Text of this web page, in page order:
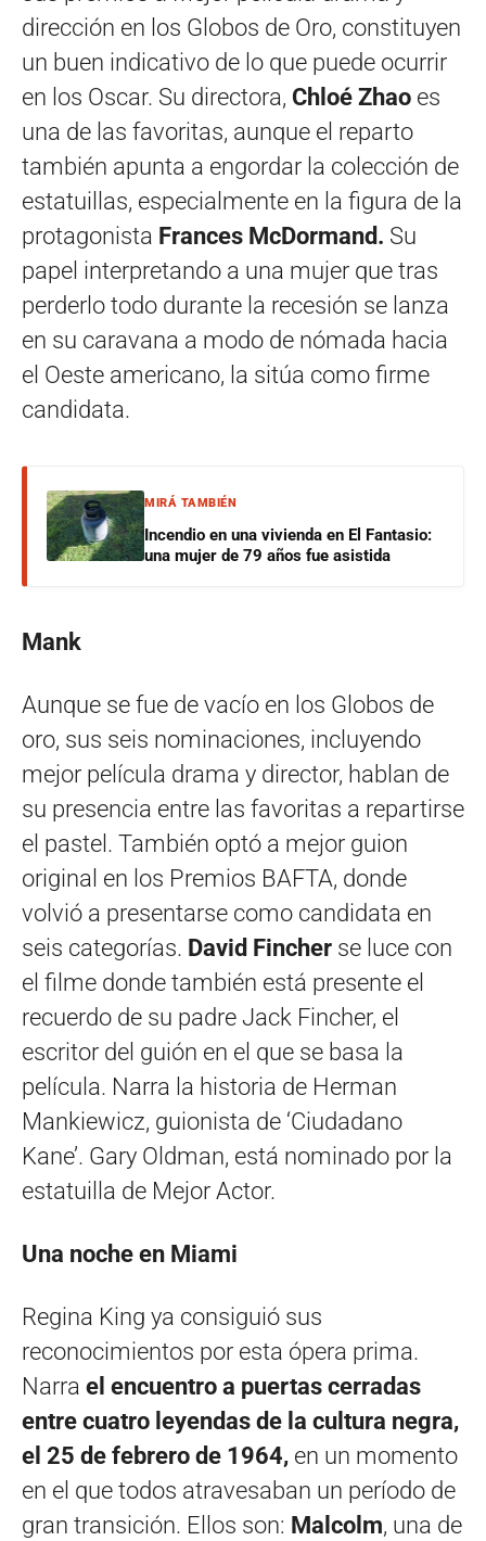
dirección en los Globos de Oro, constituyen
un buen indicativo de lo que puede ocurrir
en los Oscar. Su directora, Chloé Zhao es
una de las favoritas, aunque el reparto
también apunta a engordar la colección de
estatuillas, especialmente en la figura de la
protagonista Frances McDormand. Su
papel interpretando a una mujer que tras
perderlo todo durante la recesión se lanza
en su caravana a modo de nómada hacia
el Oeste americano, la sitúa como firme
candidata.
MIRÁ TAMBIÉN
Incendio en una vivienda en El Fantasio:
una mujer de 79 años fue asistida
Mank
Aunque se fue de vacío en los Globos de
oro, sus seis nominaciones, incluyendo
mejor película drama y director, hablan de
su presencia entre las favoritas a repartirse
el pastel. También optó a mejor guion
original en los Premios BAFTA, donde
volvió a presentarse como candidata en
seis categorías. David Fincher se luce con
el filme donde también está presente el
recuerdo de su padre Jack Fincher, el
escritor del guión en el que se basa la
película. Narra la historia de Herman
Mankiewicz, guionista de ‘Ciudadano
Kane’. Gary Oldman, está nominado por la
estatuilla de Mejor Actor.
Una noche en Miami
Regina King ya consiguió sus
reconocimientos por esta ópera prima.
Narra el encuentro a puertas cerradas
entre cuatro leyendas de la cultura negra,
el 25 de febrero de 1964, en un momento
en el que todos atravesaban un período de
gran transición. Ellos son: Malcolm, una de